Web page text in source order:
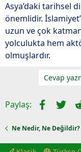
Asya’daki tarihsel
önemlidir.
uzun ve çok
yolculukta hem
olmuşlardır.
Cevap
Paylaş:
Ne Nedir, Ne Değildir?